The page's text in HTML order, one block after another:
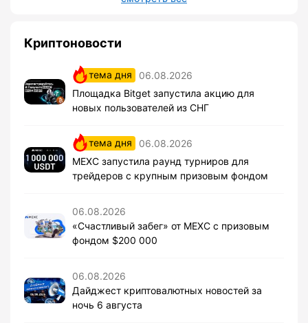
Криптоновости
тема дня
06.08.2026
Площадка Bitget запустила акцию для
новых пользователей из СНГ
тема дня
06.08.2026
MEXC запустила раунд турниров для
трейдеров с крупным призовым фондом
06.08.2026
«Счастливый забег» от MEXC с призовым
фондом $200 000
06.08.2026
Дайджест криптовалютных новостей за
ночь 6 августа